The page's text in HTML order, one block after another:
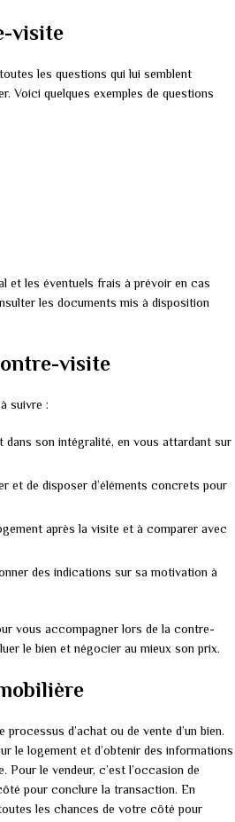
visite
les questions qui lui semblent
Voici quelques exemples de questions
et les éventuels frais à prévoir en cas
les documents mis à disposition
visite
suivre :
dans son intégralité, en vous attardant sur
et de disposer d’éléments concrets pour
après la visite et à comparer avec
des indications sur sa motivation à
vous accompagner lors de la contre-
le bien et négocier au mieux son prix.
d’achat ou de vente d’un bien.
le logement et d’obtenir des informations
le vendeur, c’est l’occasion de
pour conclure la transaction. En
les chances de votre côté pour